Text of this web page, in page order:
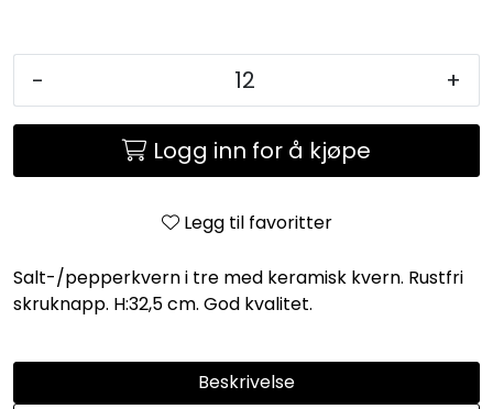
- +
Logg inn for å kjøpe
Legg til favoritter
Salt-/pepperkvern i tre med keramisk kvern. Rustfri
skruknapp. H:32,5 cm. God kvalitet.
Beskrivelse